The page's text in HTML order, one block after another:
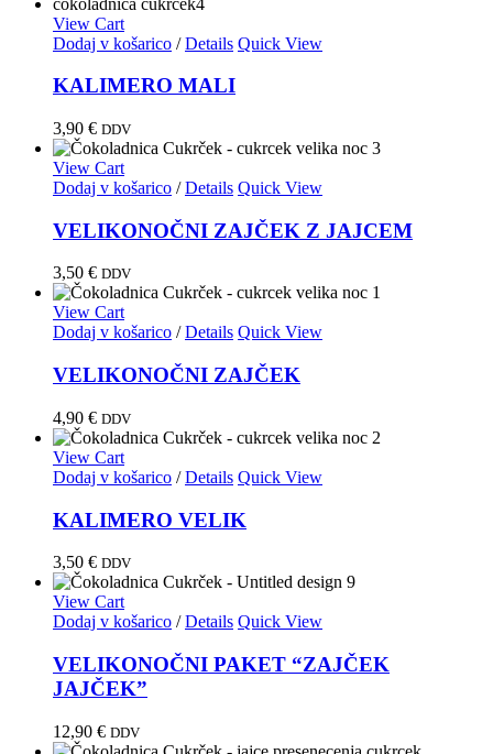
View Cart
Dodaj v košarico / Details Quick View
KALIMERO MALI
3,90 € DDV
View Cart
Dodaj v košarico / Details Quick View
VELIKONOČNI ZAJČEK Z JAJCEM
3,50 € DDV
View Cart
Dodaj v košarico / Details Quick View
VELIKONOČNI ZAJČEK
4,90 € DDV
View Cart
Dodaj v košarico / Details Quick View
KALIMERO VELIK
3,50 € DDV
View Cart
Dodaj v košarico / Details Quick View
VELIKONOČNI PAKET “ZAJČEK
JAJČEK”
12,90 € DDV